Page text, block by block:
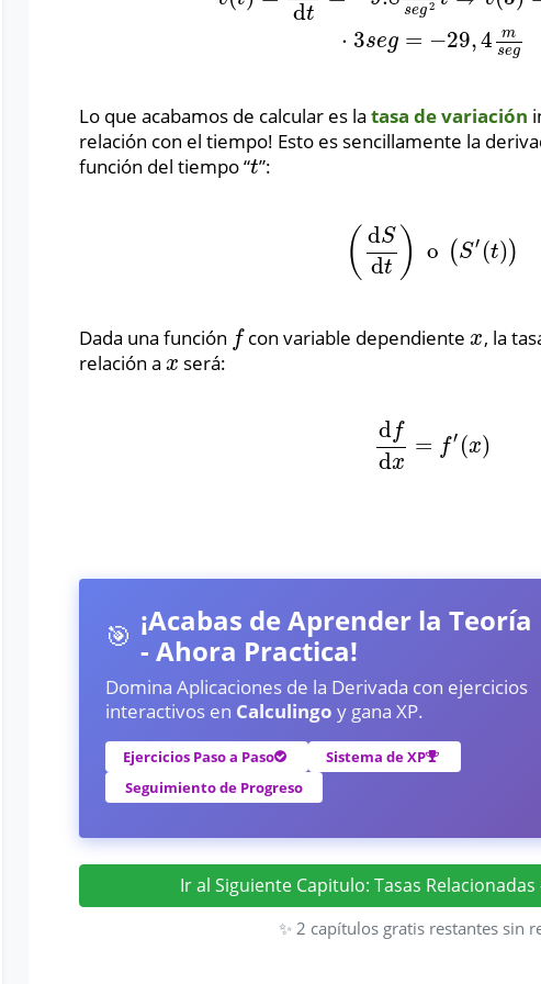
dt
seg2
⋅ 3seg = −29,4
m
seg
Lo que acabamos de calcular es la tasa de variación
relación con el tiempo! Esto es sencillamente la
función del tiempo “t
t”:
( dS
dt ) o ( S′ (t))
(dS d o S′(t) )
Dada una función f
f con variable dependientex
x , la
relación a x
x será:
df
dx
= f′ (x)
df dx= f′( x)
🎯 ¡Acabas de Aprender la Teoría
- Ahora Practica!
Domina Aplicaciones de la Derivada con ejercicios
interactivos en Calculingo y gana XP.
Ejercicios Paso a Paso
Sistema de XP
Seguimiento de Progreso
Ir al Siguiente Capitulo: Tasas Relacionadas
✨ 2 capítulos gratis restantes sin